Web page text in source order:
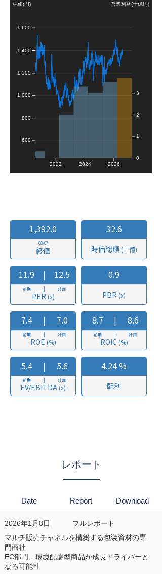
レポート
Date Report Download
2026年1月8日
フルレポート
マルチ販売チャネルを構築する包装資材の専
門商社
EC部門、環境配慮型商品が成長ドライバーと
なる可能性